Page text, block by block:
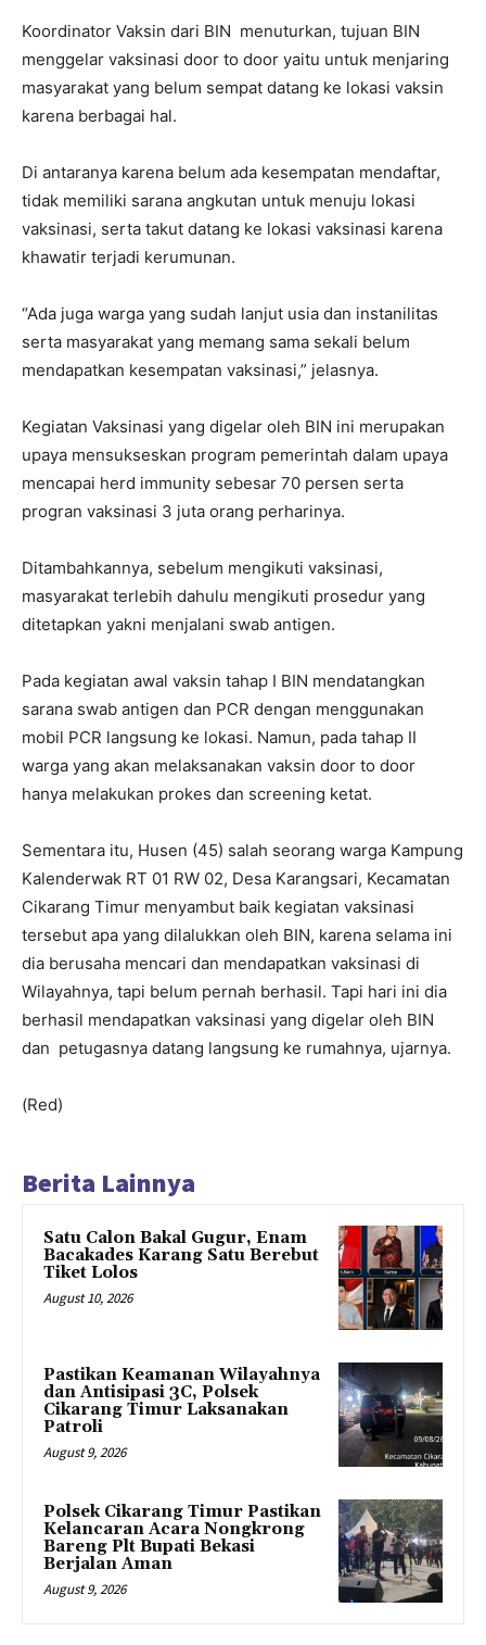
Koordinator Vaksin dari BIN menuturkan, tujuan BIN
menggelar vaksinasi door to door yaitu untuk menjaring
masyarakat yang belum sempat datang ke lokasi vaksin
karena berbagai hal.
Di antaranya karena belum ada kesempatan mendaftar,
tidak memiliki sarana angkutan untuk menuju lokasi
vaksinasi, serta takut datang ke lokasi vaksinasi karena
khawatir terjadi kerumunan.
“Ada juga warga yang sudah lanjut usia dan instanilitas
serta masyarakat yang memang sama sekali belum
mendapatkan kesempatan vaksinasi,” jelasnya.
Kegiatan Vaksinasi yang digelar oleh BIN ini merupakan
upaya mensukseskan program pemerintah dalam upaya
mencapai herd immunity sebesar 70 persen serta
progran vaksinasi 3 juta orang perharinya.
Ditambahkannya, sebelum mengikuti vaksinasi,
masyarakat terlebih dahulu mengikuti prosedur yang
ditetapkan yakni menjalani swab antigen.
Pada kegiatan awal vaksin tahap I BIN mendatangkan
sarana swab antigen dan PCR dengan menggunakan
mobil PCR langsung ke lokasi. Namun, pada tahap II
warga yang akan melaksanakan vaksin door to door
hanya melakukan prokes dan screening ketat.
Sementara itu, Husen (45) salah seorang warga Kampung
Kalenderwak RT 01 RW 02, Desa Karangsari, Kecamatan
Cikarang Timur menyambut baik kegiatan vaksinasi
tersebut apa yang dilalukkan oleh BIN, karena selama ini
dia berusaha mencari dan mendapatkan vaksinasi di
Wilayahnya, tapi belum pernah berhasil. Tapi hari ini dia
berhasil mendapatkan vaksinasi yang digelar oleh BIN
dan petugasnya datang langsung ke rumahnya, ujarnya.
(Red)
Berita Lainnya
Satu Calon Bakal Gugur, Enam
Bacakades Karang Satu Berebut
Tiket Lolos
August 10, 2026
Pastikan Keamanan Wilayahnya
dan Antisipasi 3C, Polsek
Cikarang Timur Laksanakan
Patroli
August 9, 2026
Polsek Cikarang Timur Pastikan
Kelancaran Acara Nongkrong
Bareng Plt Bupati Bekasi
Berjalan Aman
August 9, 2026